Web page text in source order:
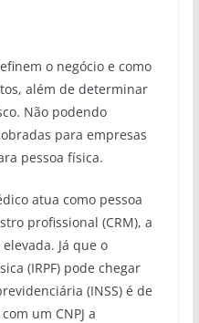
o negócio e como
além de determinar
Não podendo
para empresas
pessoa física.
atua como pessoa
profissional (CRM), a
Já que o
(IRPF) pode chegar
(INSS) é de
um CNPJ a